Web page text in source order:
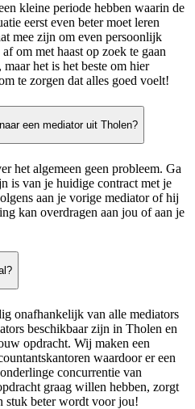
kleine periode hebben waarin de
eerst even beter moet leren
mee zijn om even persoonlijk
om met haast op zoek te gaan
het is het beste om hier
te zorgen dat alles goed voelt!
een mediator uit Tholen?
het algemeen geen probleem. Ga
is van je huidige contract met je
aan je vorige mediator of hij
kan overdragen aan jou of aan je
onafhankelijk van alle mediators
beschikbaar zijn in Tholen en
opdracht. Wij maken een
waardoor er een
concurrentie van
graag willen hebben, zorgt
stuk beter wordt voor jou!